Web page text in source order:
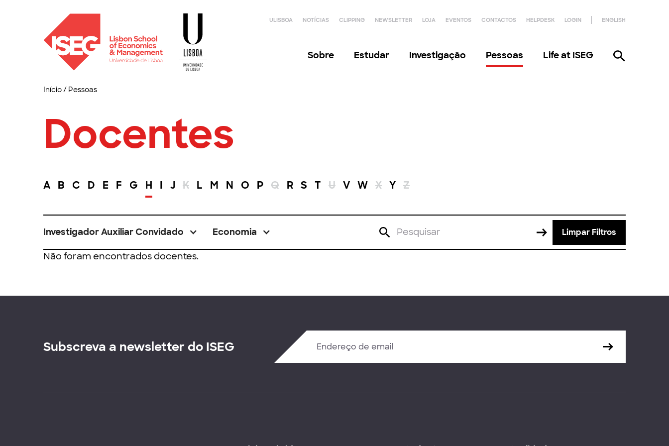
ULISBOA NOTÍCIAS CLIPPING NEWSLETTER LOJA EVENTOS CONTACTOS HELPDESK LOGIN ENGLISH
Sobre Estudar Investigação Pessoas Life at ISEG
Início/ Pessoas
Docentes
A B C D E F G H I J K L M N O P Q R S T U V W X Y Z
Investigador Auxiliar Convidado Economia Limpar Filtros
Não foram encontrados docentes.
Subscreva a newsletter do ISEG